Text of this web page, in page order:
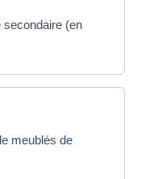
secondaire (en
meublés de